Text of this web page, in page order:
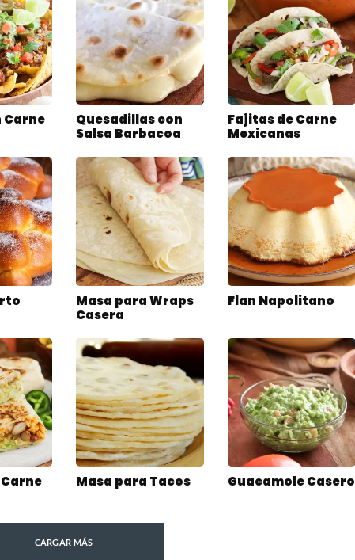
Carne
Quesadillas con
Salsa Barbacoa
Fajitas de Carne
Mexicanas
Masa para Wraps
Casera
Flan Napolitano
Masa para Tacos Guacamole Casero
CARGAR MÁS